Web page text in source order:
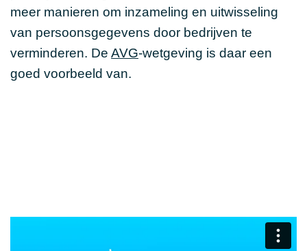
meer manieren om inzameling en uitwisseling
van persoonsgegevens door bedrijven te
verminderen. De AVG-wetgeving is daar een
goed voorbeeld van.